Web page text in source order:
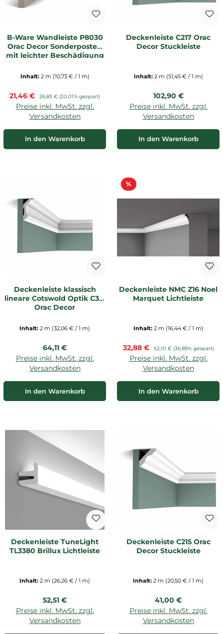
B-Ware Wandleiste P8030
Orac Decor Sonderposten
mit leichter Beschädigung
Inhalt: 2 m (10,73 € / 1 m)
Verkaufspreis:
21,46 € Regulärer Preis:
26,83 € (20.01% gespart)
Preise inkl. MwSt. zzgl.
Versandkosten
In den Warenkorb
Deckenleiste C217 Orac
Decor Stuckleiste
Inhalt: 2 m (51,45 € / 1 m)
Regulärer Preis:
102,90 €
Preise inkl. MwSt. zzgl.
Versandkosten
In den Warenkorb
Deckenleiste klassisch
lineare Cotswold Optik C321
Orac Decor
Inhalt: 2 m (32,06 € / 1 m)
Regulärer Preis:
64,11 €
Preise inkl. MwSt. zzgl.
Versandkosten
In den Warenkorb
%Rabatt
Deckenleiste NMC Z16 Noel
Marquet Lichtleiste
Inhalt: 2 m (16,44 € / 1 m)
Verkaufspreis:
32,88 € Regulärer Preis:
52,10 € (36.89% gespart)
Preise inkl. MwSt. zzgl.
Versandkosten
In den Warenkorb
Deckenleiste TuneLight
TL3380 Brillux Lichtleiste
Inhalt: 2 m (26,26 € / 1 m)
Regulärer Preis:
52,51 €
Preise inkl. MwSt. zzgl.
Versandkosten
Deckenleiste C215 Orac
Decor Stuckleiste
Inhalt: 2 m (20,50 € / 1 m)
Regulärer Preis:
41,00 €
Preise inkl. MwSt. zzgl.
Versandkosten